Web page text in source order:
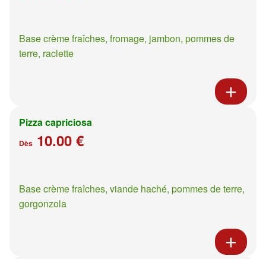
Base crème fraîches, fromage, jambon, pommes de
terre, raclette
Pizza capriciosa
Dès 10.00 €
Base crème fraîches, viande haché, pommes de terre,
gorgonzola